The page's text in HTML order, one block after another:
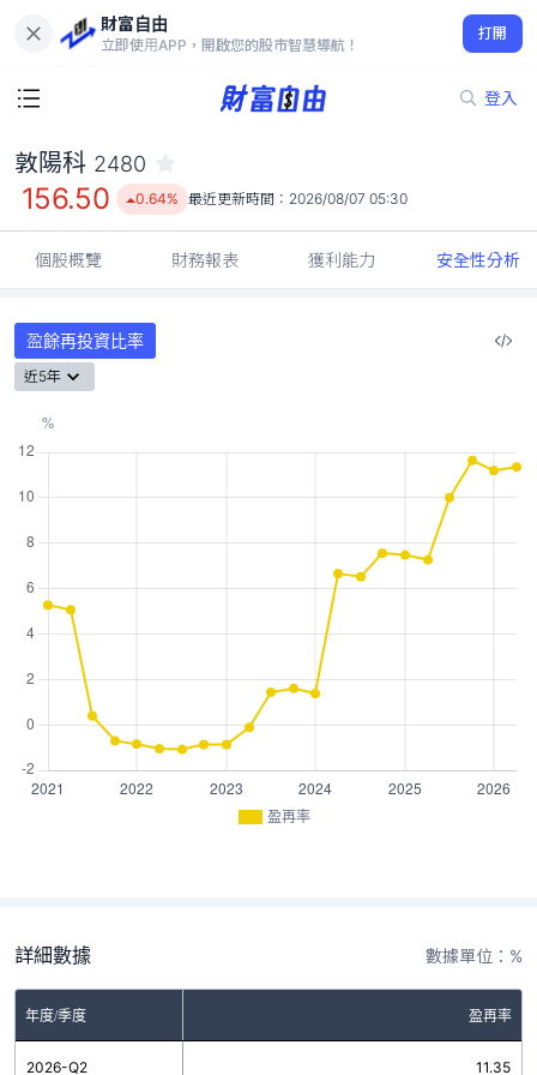
財富自由
立即使用APP，開啟您的股市智慧導航！
打開
登入
156.50
0.64%
敦陽科 2480
156.50 0.64% 最近更新時間： 2026/08/07 05:30
個股概覽 財務報表 獲利能力 安全性分析
盈餘再投資比率
近5年
盈再率
詳細數據 數據單位：%
年度/季度 盈再率
2026-Q2 11.35